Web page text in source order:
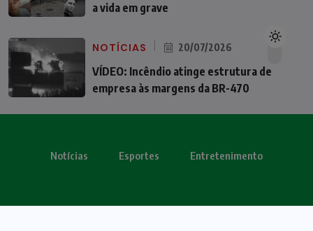
a vida em grave
NOTÍCIAS 20/07/2026
VÍDEO: Incêndio atinge estrutura de
empresa às margens da BR-470
Notícias Esportes Entretenimento